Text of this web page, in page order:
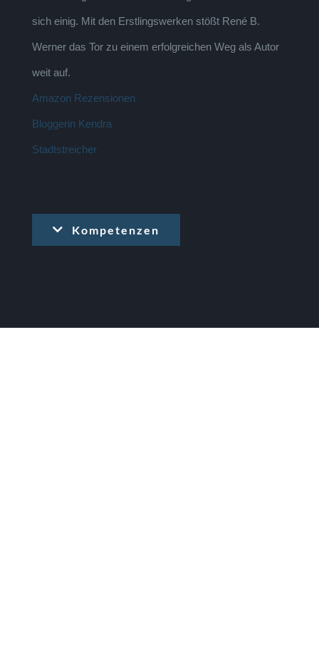
sich einig. Mit den Erstlingswerken stößt René B.
Werner das Tor zu einem erfolgreichen Weg als Autor
weit auf.
Amazon Rezensionen
Bloggerin Kendra
Stadtstreicher
Kompetenzen